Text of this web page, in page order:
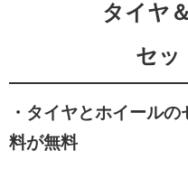
タイヤ
セッ
・タイヤとホイール
料が無料